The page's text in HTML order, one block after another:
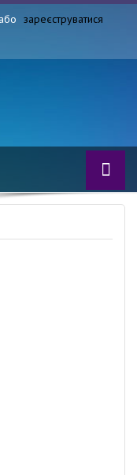
або зареєструватися